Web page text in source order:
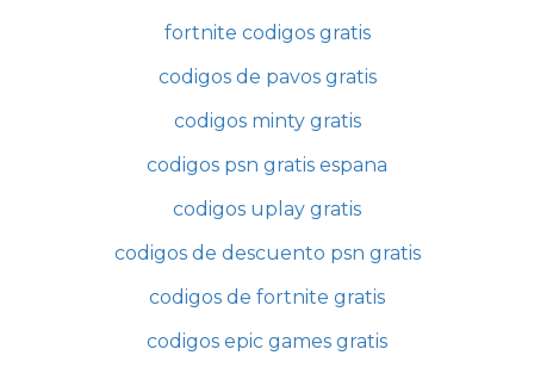
fortnite codigos gratis
codigos de pavos gratis
codigos minty gratis
codigos psn gratis espana
codigos uplay gratis
codigos de descuento psn gratis
codigos de fortnite gratis
codigos epic games gratis